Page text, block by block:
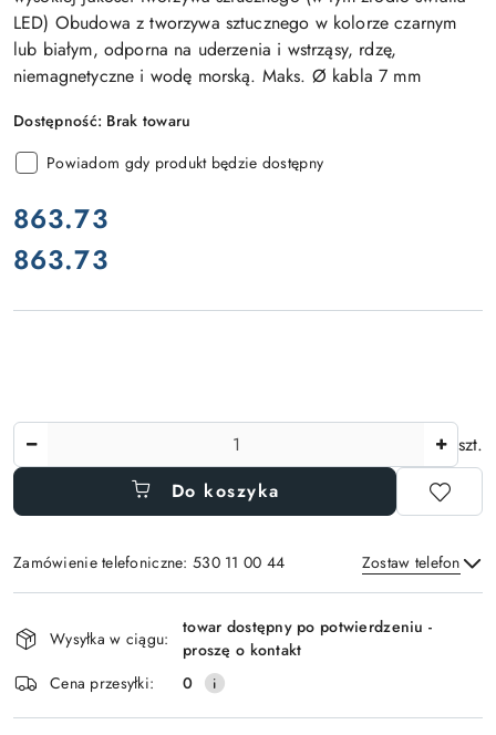
LED) Obudowa z tworzywa sztucznego w kolorze czarnym
lub białym, odporna na uderzenia i wstrząsy, rdzę,
niemagnetyczne i wodę morską. Maks. Ø kabla 7 mm
Dostępność: Brak towaru
Powiadom gdy produkt będzie dostępny
cena:
863.73
Cena:
863.73
szt.
Do koszyka
Zamówienie telefoniczne: 530 11 00 44 Zostaw telefon
Wyślij
i
dostawa
Wysyłka w ciągu:
towar dostępny po potwierdzeniu -
proszę o kontakt
Cena przesyłki:
0